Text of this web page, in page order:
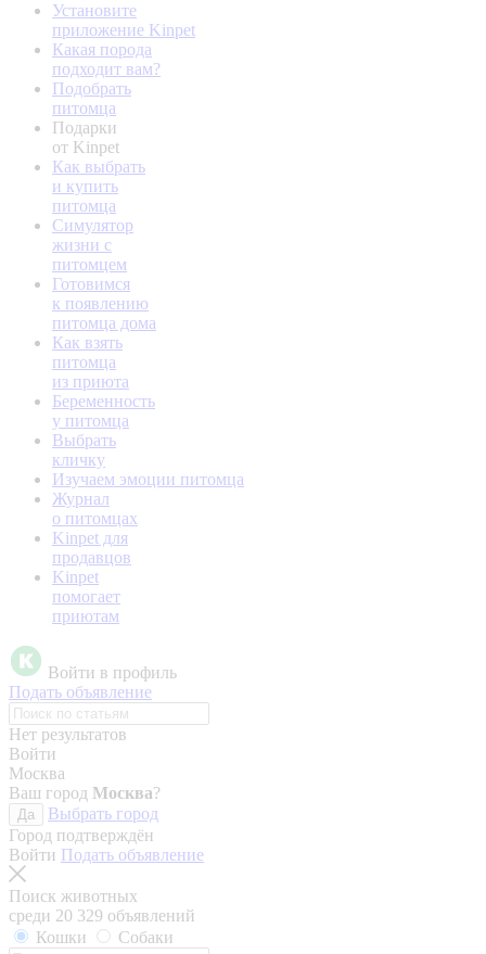
Установите
приложение Kinpet
Какая порода
подходит вам?
Подобрать
питомца
Подарки
от Kinpet
Как выбрать
и купить
питомца
Симулятор
жизни с
питомцем
Готовимся
к появлению
питомца дома
Как взять
питомца
из приюта
Беременность
у питомца
Выбрать
кличку
Изучаем эмоции питомца
Журнал
о питомцах
Kinpet для
продавцов
Kinpet
помогает
приютам
Войти в профиль
Подать объявление
Нет результатов
Войти
Москва
Ваш город Москва?
Да
Выбрать город
Город подтверждён
Войти Подать объявление
Поиск животных
среди 20 329 объявлений
Кошки
Собаки